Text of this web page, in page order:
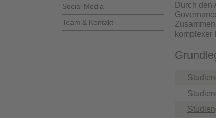
Social Media
Team & Kontakt
Durch den
komplexer